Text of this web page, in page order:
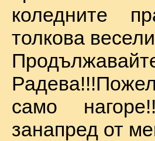
коледните
толкова
само
занапред от